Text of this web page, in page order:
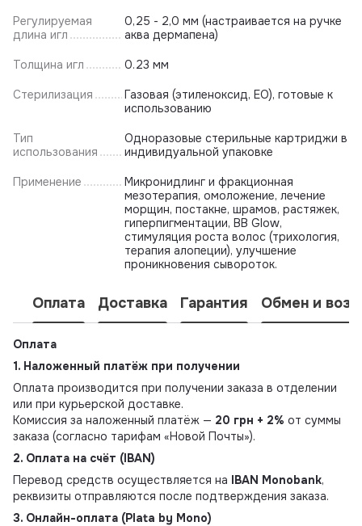
Регулируемая
длина игл
0,25 - 2,0 мм (настраивается на ручке
аква дермапена)
Толщина игл 0.23 мм
Стерилизация
Газовая (этиленоксид, EO), готовые к
использованию
Тип
использования
Одноразовые стерильные картриджи в
индивидуальной упаковке
Применение
Микронидлинг и фракционная
мезотерапия, омоложение, лечение
морщин, постакне, шрамов, растяжек,
гиперпигментации, BB Glow,
стимуляция роста волос (трихология,
терапия алопеции), улучшение
проникновения сывороток.
Оплата Доставка Гарантия Обмен и
Оплата
1. Наложенный платёж при получении
Оплата производится при получении заказа в отделении
или при курьерской доставке.
Комиссия за наложенный платёж — 20 грн + 2% от суммы
заказа (согласно тарифам «Новой Почты»).
2. Оплата на счёт (IBAN)
Перевод средств осуществляется на IBAN Monobank,
реквизиты отправляются после подтверждения заказа.
3. Онлайн-оплата (Plata by Mono)